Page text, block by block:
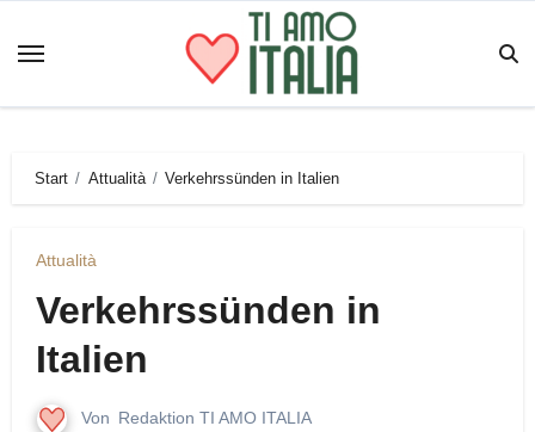
Inhalt
Start Attualità Verkehrssünden in Italien
Attualità
Verkehrssünden in
Italien
Von Redaktion TI AMO ITALIA